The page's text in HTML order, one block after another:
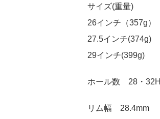
サイズ(重量)
26インチ（357g）
27.5インチ(374g)
29インチ(399g)
ホール数 28・32H
リム幅 28.4mm